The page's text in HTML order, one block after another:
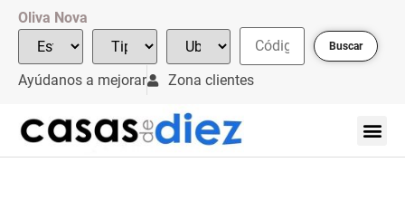
Oliva Nova
Buscar
Ayúdanos a mejorar Zona clientes